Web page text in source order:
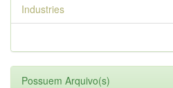
Industries
Possuem Arquivo(s)